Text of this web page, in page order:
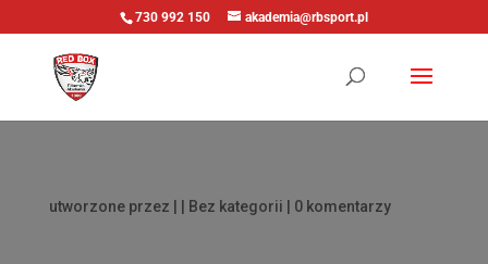
730 992 150 akademia@rbsport.pl
utworzone przez | Bez kategorii | 0 komentarzy